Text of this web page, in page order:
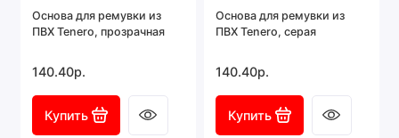
Основа для ремувки из
ПВХ Tenero, прозрачная
140.40р.
Купить
Основа для ремувки из
ПВХ Tenero, серая
140.40р.
Купить